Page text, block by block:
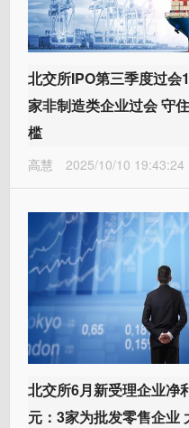
北交所IPO第三季度过会
家非制造类企业过会 守
槛
高慧 2025/10/10 19:43:24
北交所6月新受理企业净
元：3家为批发零售企业